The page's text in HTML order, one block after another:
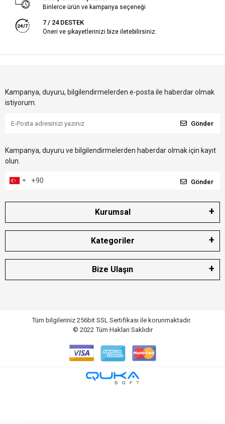
Binlerce ürün ve kampanya seçeneği
7 / 24 DESTEK
Öneri ve şikayetlerinizi bize iletebilirsiniz.
Kampanya, duyuru, bilgilendirmelerden e-posta ile haberdar olmak
istiyorum.
Gönder
Kampanya, duyuru ve bilgilendirmelerden haberdar olmak için kayıt
olun.
Gönder
Kurumsal
Kategoriler
Bize Ulaşın
Tüm bilgileriniz 256bit SSL Sertifikası ile korunmaktadır.
© 2022 Tüm Hakları Saklıdır